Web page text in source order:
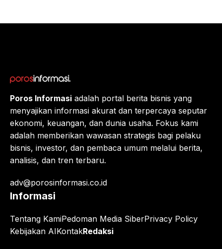
Eropa,
Poros Informasi adalah portal berita bisnis yang
menyajikan informasi akurat dan terpercaya seputar
ekonomi, keuangan, dan dunia usaha. Fokus kami
adalah memberikan wawasan strategis bagi pelaku
bisnis, investor, dan pembaca umum melalui berita,
analisis, dan tren terbaru.
adv@porosinformasi.co.id
Informasi
Tentang KamiPedoman Media SiberPrivacy Policy
Kebijakan AIKontakRedaksi